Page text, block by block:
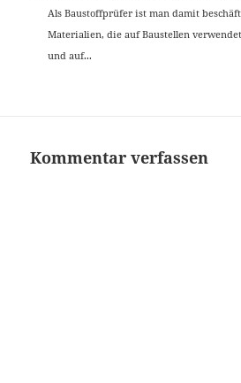
Als Baustoffprüfer ist man damit
Materialien, die auf Baustellen
und auf...
Kommentar verfassen